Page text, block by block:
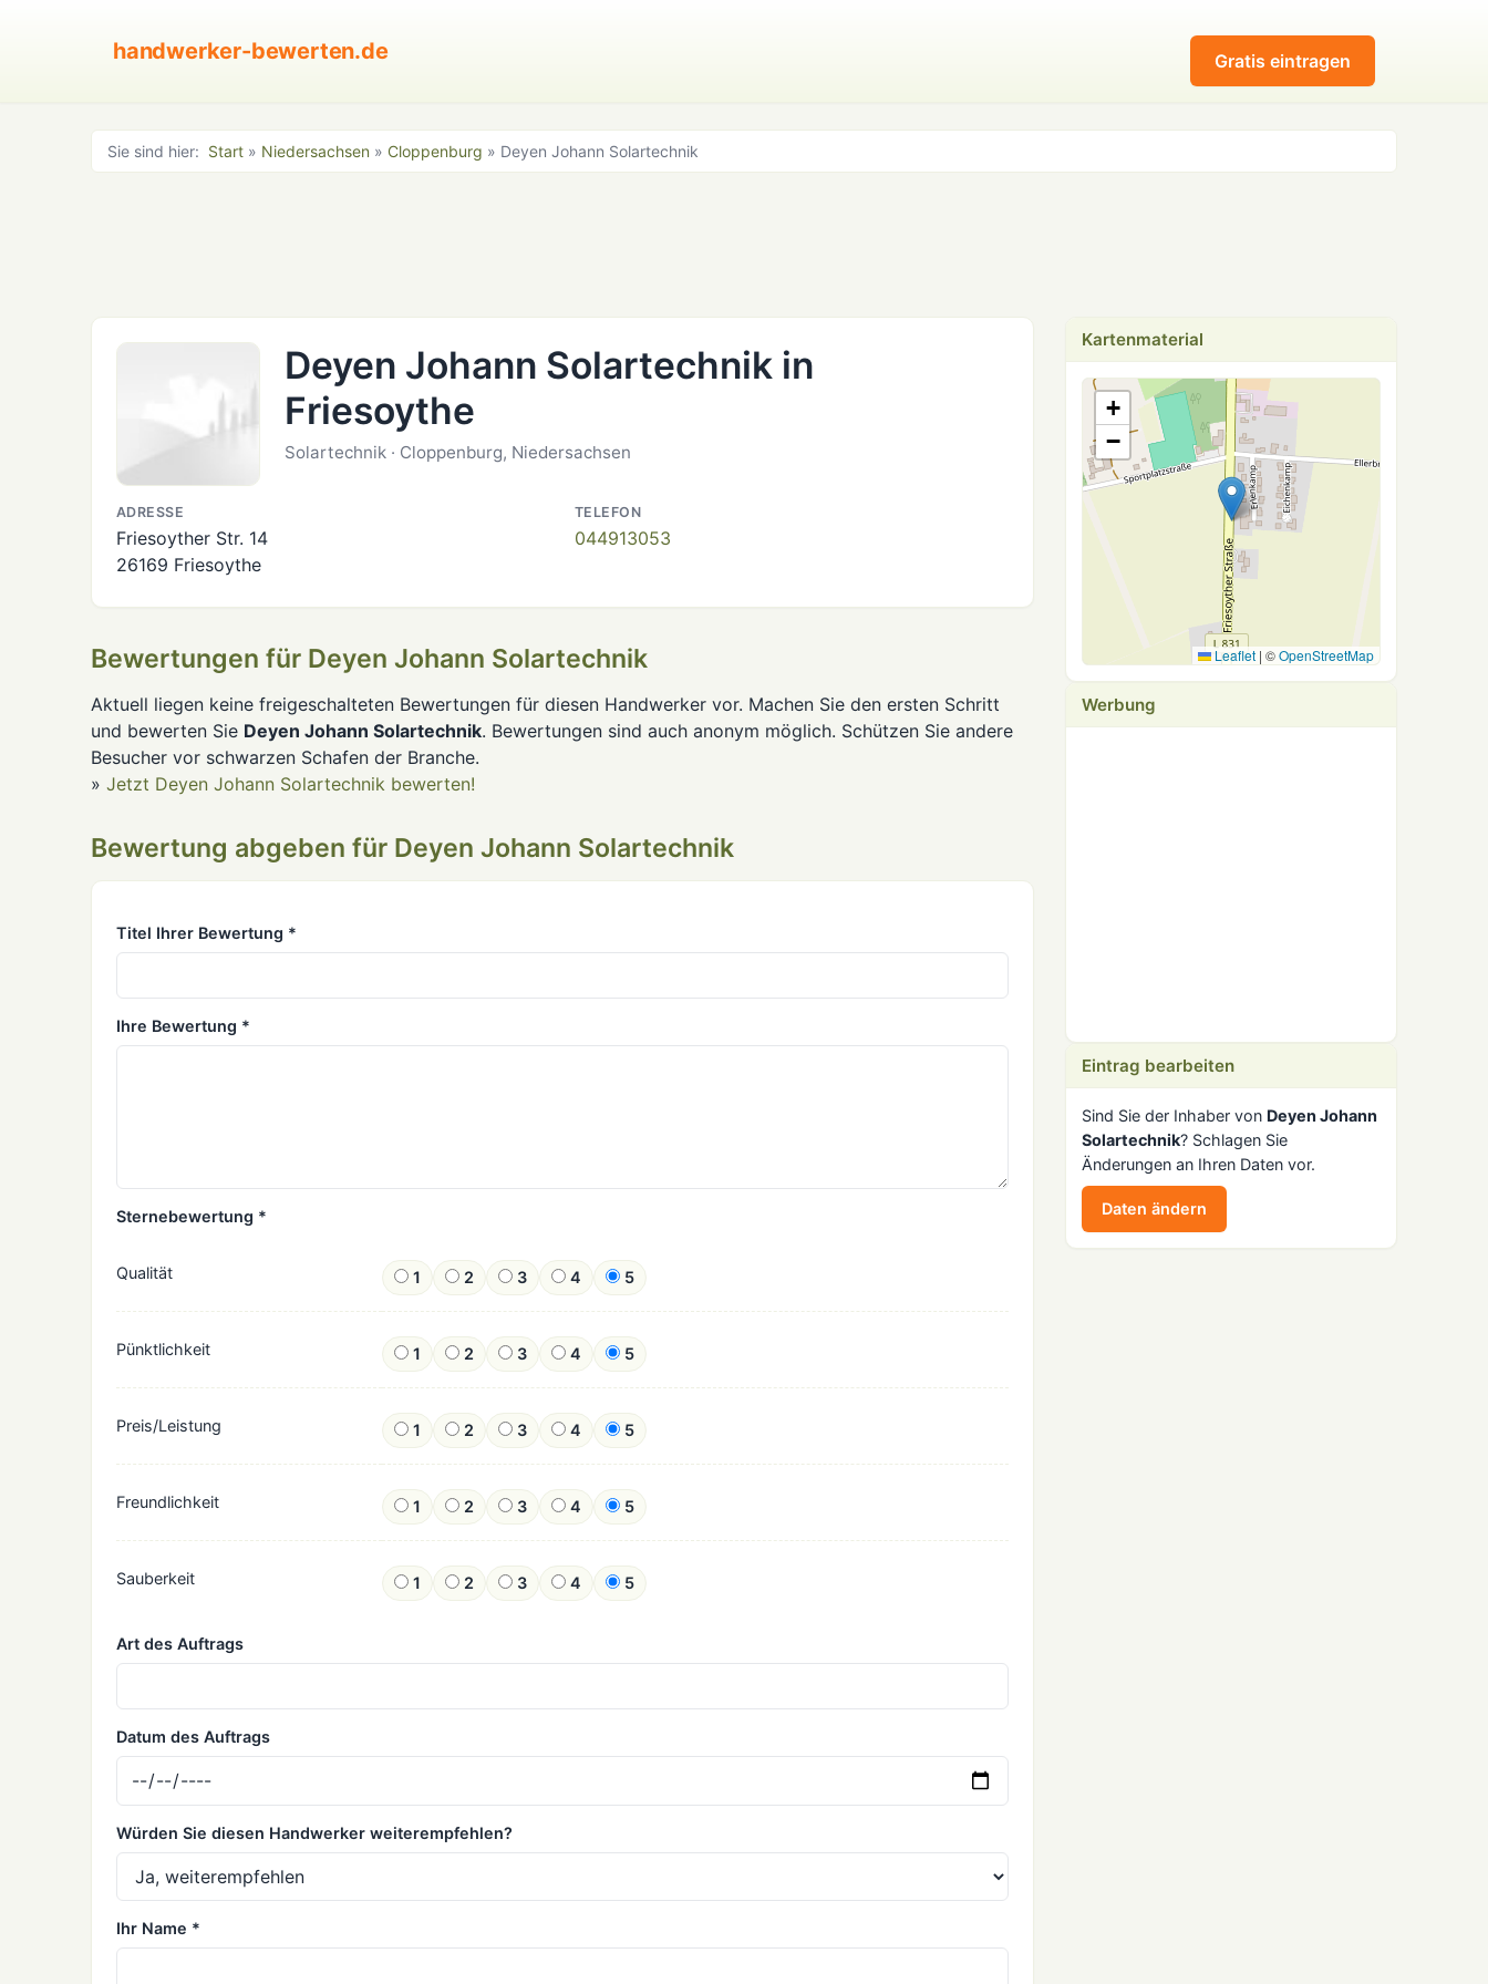
handwerker-bewerten.de Gratis eintragen
Sie sind hier: Start » Niedersachsen » Cloppenburg » Deyen Johann Solartechnik
Deyen Johann Solartechnik in
Friesoythe
Solartechnik · Cloppenburg, Niedersachsen
ADRESSE
Friesoyther Str. 14
26169 Friesoythe
TELEFON
044913053
Bewertungen für Deyen Johann Solartechnik
Aktuell liegen keine freigeschalteten Bewertungen für diesen Handwerker vor. Machen Sie den ersten Schritt
und bewerten Sie Deyen Johann Solartechnik. Bewertungen sind auch anonym möglich. Schützen Sie andere
Besucher vor schwarzen Schafen der Branche.
» Jetzt Deyen Johann Solartechnik bewerten!
Bewertung abgeben für Deyen Johann Solartechnik
Titel Ihrer Bewertung *
Ihre Bewertung *
Sternebewertung *
Qualität 1 2 3 4 5
Pünktlichkeit 1 2 3 4 5
Preis/Leistung 1 2 3 4 5
Freundlichkeit 1 2 3 4 5
Sauberkeit 1 2 3 4 5
Art des Auftrags
Datum des Auftrags
Würden Sie diesen Handwerker weiterempfehlen?
Ihr Name *
Kartenmaterial
+
−
Leaflet | ©OpenStreetMap
Werbung
Eintrag bearbeiten
Sind Sie der Inhaber von Deyen Johann
Solartechnik? Schlagen Sie
Änderungen an Ihren Daten vor.
Daten ändern